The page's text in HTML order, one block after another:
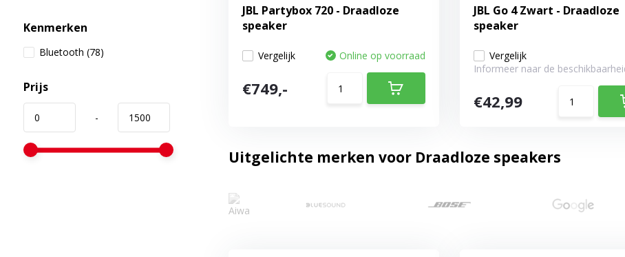
Kenmerken
Bluetooth (78)
Prijs
-
JBL Partybox 720 - Draadloze
speaker
Vergelijk Online op voorraad
€749,-
JBL Go 4 Zwart - Draadloze
speaker
Vergelijk
Informeer naar de
€42,99
Uitgelichte merken voor Draadloze speakers